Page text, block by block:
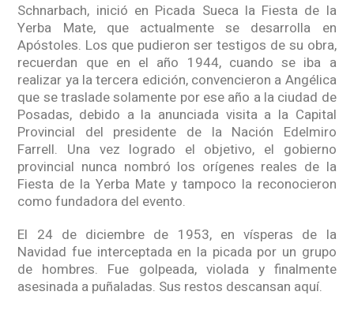
Schnarbach, inició en Picada Sueca la Fiesta de la
Yerba Mate, que actualmente se desarrolla en
Apóstoles. Los que pudieron ser testigos de su obra,
recuerdan que en el año 1944, cuando se iba a
realizar ya la tercera edición, convencieron a Angélica
que se traslade solamente por ese año a la ciudad de
Posadas, debido a la anunciada visita a la Capital
Provincial del presidente de la Nación Edelmiro
Farrell. Una vez logrado el objetivo, el gobierno
provincial nunca nombró los orígenes reales de la
Fiesta de la Yerba Mate y tampoco la reconocieron
como fundadora del evento.
El 24 de diciembre de 1953, en vísperas de la
Navidad fue interceptada en la picada por un grupo
de hombres. Fue golpeada, violada y finalmente
asesinada a puñaladas. Sus restos descansan aquí.